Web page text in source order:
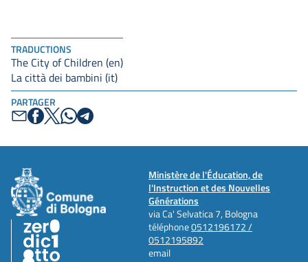
TRADUCTIONS
The City of Children (en)
La città dei bambini (it)
PARTAGER
Ministère de l'Éducation, de
l'Instruction et des Nouvelles
Générations
via Ca' Selvatica 7, Bologna
téléphone0512196172 /
0512195892
email